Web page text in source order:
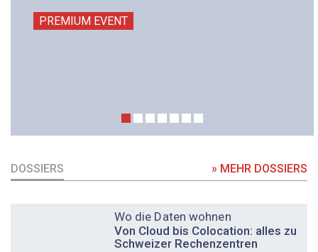
PREMIUM EVENT
DOSSIERS » MEHR DOSSIERS
Wo die Daten wohnen
Von Cloud bis Colocation: alles zu
Schweizer Rechenzentren